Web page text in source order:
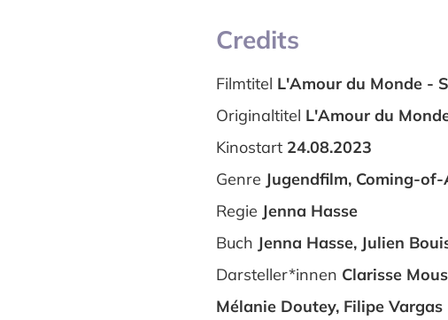
Credits
Filmtitel L'Amour du Monde -
Originaltitel L'Amour du
Kinostart 24.08.2023
Genre Jugendfilm, Coming-
Regie Jenna Hasse
Buch Jenna Hasse, Julien
Darsteller*innen Clarisse
Mélanie Doutey, Filipe Vargas